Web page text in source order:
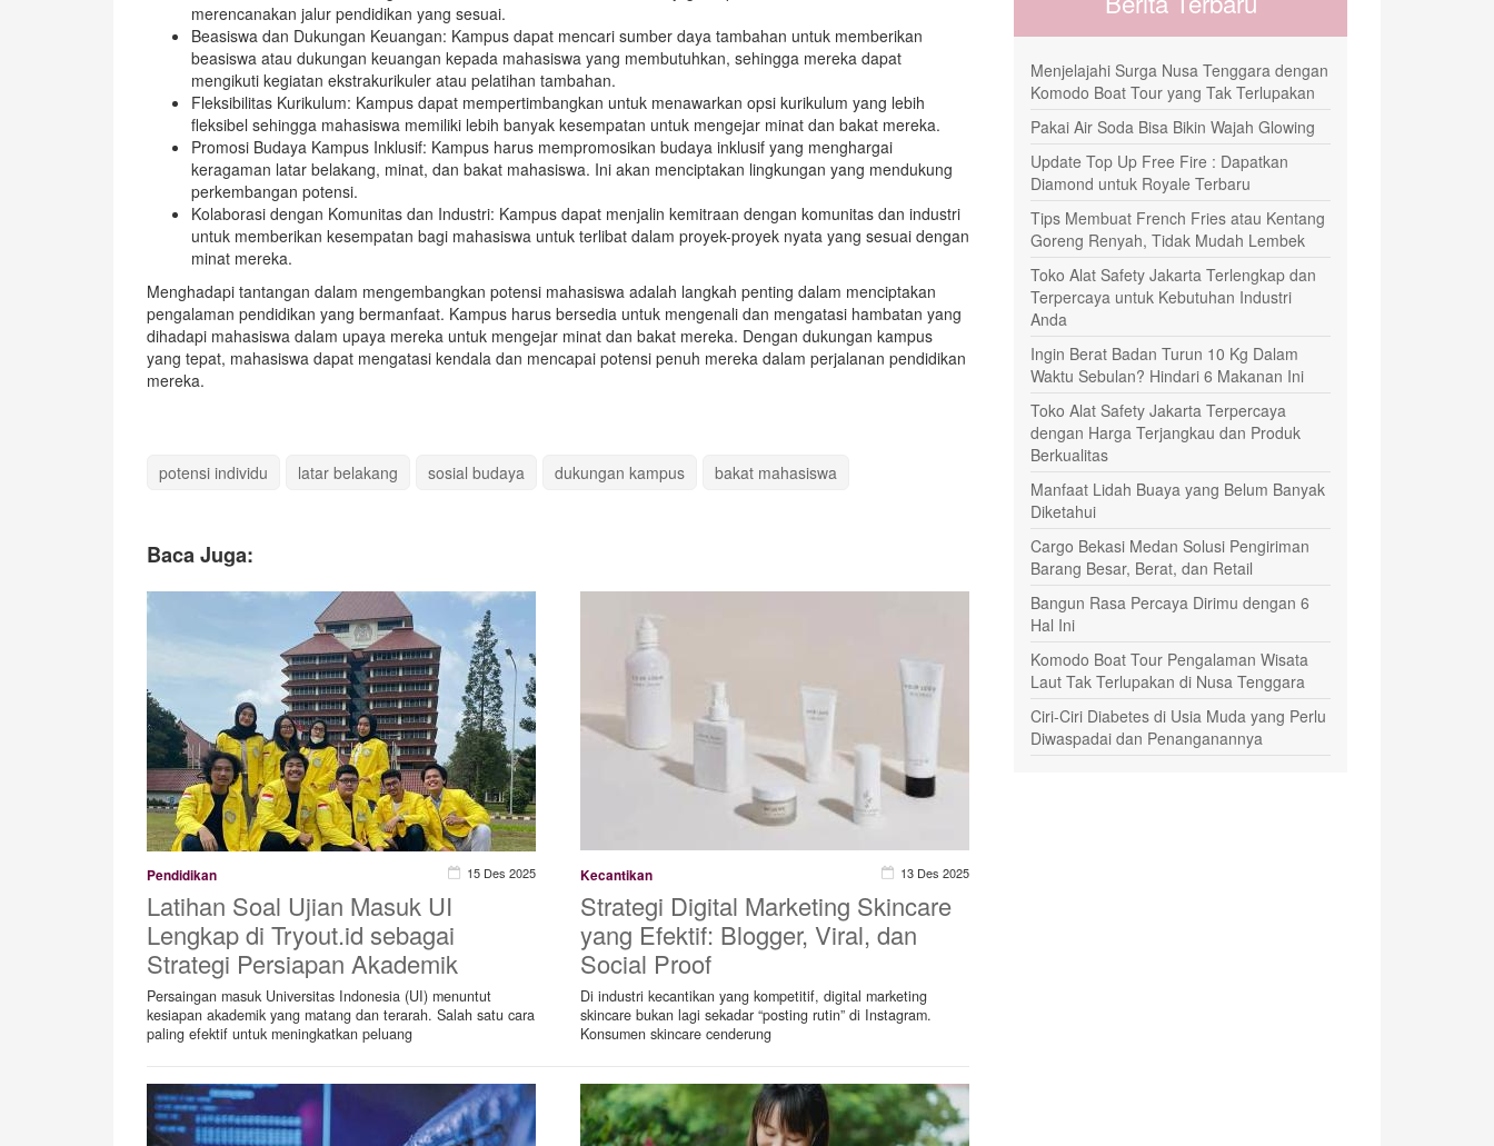
merencanakan jalur pendidikan yang sesuai.
Beasiswa dan Dukungan Keuangan: Kampus dapat mencari sumber daya tambahan untuk memberikan
beasiswa atau dukungan keuangan kepada mahasiswa yang membutuhkan, sehingga mereka dapat
mengikuti kegiatan ekstrakurikuler atau pelatihan tambahan.
Fleksibilitas Kurikulum: Kampus dapat mempertimbangkan untuk menawarkan opsi kurikulum yang lebih
fleksibel sehingga mahasiswa memiliki lebih banyak kesempatan untuk mengejar minat dan bakat mereka.
Promosi Budaya Kampus Inklusif: Kampus harus mempromosikan budaya inklusif yang menghargai
keragaman latar belakang, minat, dan bakat mahasiswa. Ini akan menciptakan lingkungan yang mendukung
perkembangan potensi.
Kolaborasi dengan Komunitas dan Industri: Kampus dapat menjalin kemitraan dengan komunitas dan industri
untuk memberikan kesempatan bagi mahasiswa untuk terlibat dalam proyek-proyek nyata yang sesuai dengan
minat mereka.
Menghadapi tantangan dalam mengembangkan potensi mahasiswa adalah langkah penting dalam menciptakan
pengalaman pendidikan yang bermanfaat. Kampus harus bersedia untuk mengenali dan mengatasi hambatan yang
dihadapi mahasiswa dalam upaya mereka untuk mengejar minat dan bakat mereka. Dengan dukungan kampus
yang tepat, mahasiswa dapat mengatasi kendala dan mencapai potensi penuh mereka dalam perjalanan pendidikan
mereka.
potensi individu latar belakang sosial budaya dukungan kampus bakat mahasiswa
Baca Juga:
Pendidikan 15 Des 2025
Latihan Soal Ujian Masuk UI
Lengkap di Tryout.id sebagai
Strategi Persiapan Akademik
Persaingan masuk Universitas Indonesia (UI) menuntut
kesiapan akademik yang matang dan terarah. Salah satu cara
paling efektif untuk meningkatkan peluang
Kecantikan 13 Des 2025
Strategi Digital Marketing Skincare
yang Efektif: Blogger, Viral, dan
Social Proof
Di industri kecantikan yang kompetitif, digital marketing
skincare bukan lagi sekadar “posting rutin” di Instagram.
Konsumen skincare cenderung
Menjelajahi Surga Nusa Tenggara dengan
Komodo Boat Tour yang Tak Terlupakan
Pakai Air Soda Bisa Bikin Wajah Glowing
Update Top Up Free Fire : Dapatkan
Diamond untuk Royale Terbaru
Tips Membuat French Fries atau Kentang
Goreng Renyah, Tidak Mudah Lembek
Toko Alat Safety Jakarta Terlengkap dan
Terpercaya untuk Kebutuhan Industri
Anda
Ingin Berat Badan Turun 10 Kg Dalam
Waktu Sebulan? Hindari 6 Makanan Ini
Toko Alat Safety Jakarta Terpercaya
dengan Harga Terjangkau dan Produk
Berkualitas
Manfaat Lidah Buaya yang Belum Banyak
Diketahui
Cargo Bekasi Medan Solusi Pengiriman
Barang Besar, Berat, dan Retail
Bangun Rasa Percaya Dirimu dengan 6
Hal Ini
Komodo Boat Tour Pengalaman Wisata
Laut Tak Terlupakan di Nusa Tenggara
Ciri-Ciri Diabetes di Usia Muda yang Perlu
Diwaspadai dan Penanganannya